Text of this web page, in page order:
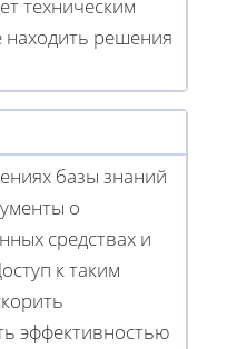
техническим
находить решения
базы знаний
о
средствах и
к таким
эффективностью